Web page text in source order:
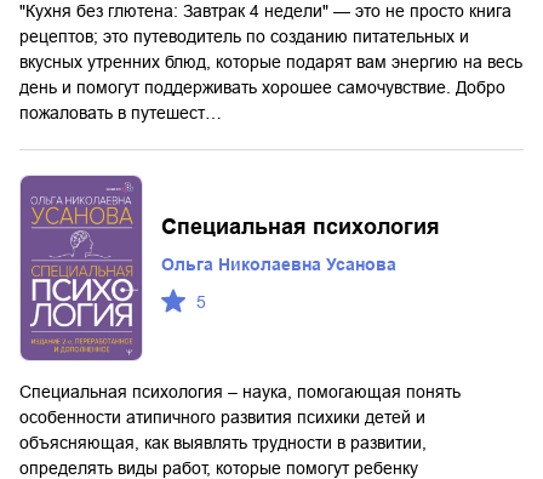
"Кухня без глютена: Завтрак 4 недели" — это не просто книга
рецептов; это путеводитель по созданию питательных и
вкусных утренних блюд, которые подарят вам энергию на весь
день и помогут поддерживать хорошее самочувствие. Добро
пожаловать в путешест…
Специальная психология
Ольга Николаевна Усанова
5
Специальная психология – наука, помогающая понять
особенности атипичного развития психики детей и
объясняющая, как выявлять трудности в развитии,
определять виды работ, которые помогут ребенку